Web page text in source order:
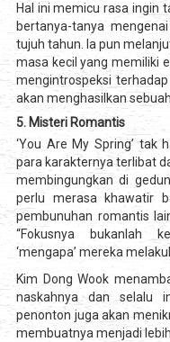
Hal ini memicu rasa ingin
bertanya-tanya
tujuh tahun. Ia pun
masa kecil yang memiliki
mengintrospeksi
akan menghasilkan
5. Misteri Romantis
‘You Are My Spring’ tak
para karakternya terlibat
membingungkan di
perlu merasa khawatir
pembunuhan romantis
“Fokusnya bukanlah
‘mengapa’ mereka
Kim Dong Wook
naskahnya dan selalu
penonton juga akan
membuatnya menjadi lebih